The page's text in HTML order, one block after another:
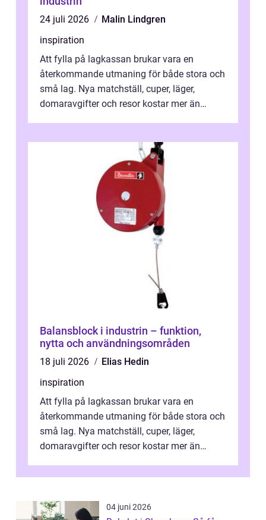
24 juli 2026
Malin Lindgren
inspiration
Att fylla på lagkassan brukar vara en
återkommande utmaning för både stora och
små lag. Nya matchställ, cuper, läger,
domaravgifter och resor kostar mer än
Balansblock i industrin – funktion,
nytta och användningsområden
18 juli 2026
Elias Hedin
inspiration
Att fylla på lagkassan brukar vara en
återkommande utmaning för både stora och
små lag. Nya matchställ, cuper, läger,
domaravgifter och resor kostar mer än
behöver...
04 juni 2026